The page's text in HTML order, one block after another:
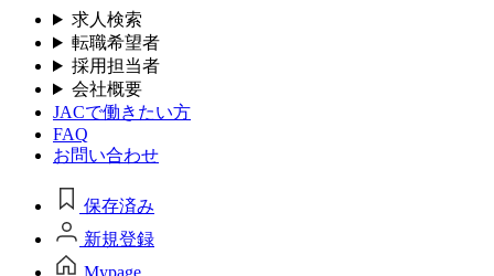
求人検索
転職希望者
採用担当者
会社概要
JACで働きたい方
FAQ
お問い合わせ
保存済み
新規登録
Mypage